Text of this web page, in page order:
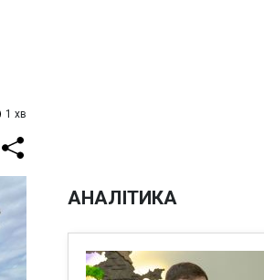
1 хв
АНАЛІТИКА